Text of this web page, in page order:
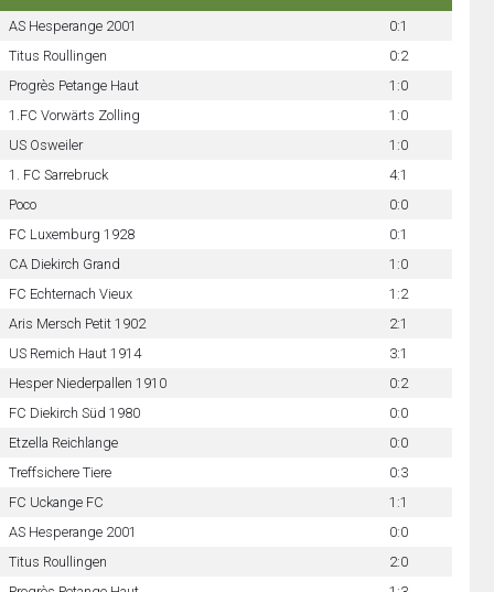
AS Hesperange 2001
0:1
Titus Roullingen
0:2
Progrès Petange Haut
1:0
1.FC Vorwärts Zolling
1:0
US Osweiler
1:0
1. FC Sarrebruck
4:1
Poco
0:0
FC Luxemburg 1928
0:1
CA Diekirch Grand
1:0
FC Echternach Vieux
1:2
Aris Mersch Petit 1902
2:1
US Remich Haut 1914
3:1
Hesper Niederpallen 1910
0:2
FC Diekirch Süd 1980
0:0
Etzella Reichlange
0:0
Treffsichere Tiere
0:3
FC Uckange FC
1:1
AS Hesperange 2001
0:0
Titus Roullingen
2:0